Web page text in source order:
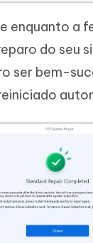
enquanto a
do seu
ser bem-